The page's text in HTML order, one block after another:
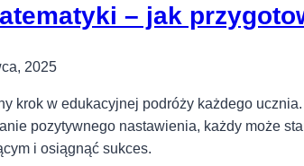
– jak
2025
krok w edukacyjnej podróży każdego
pozytywnego nastawienia, każdy może
i osiągnąć sukces.